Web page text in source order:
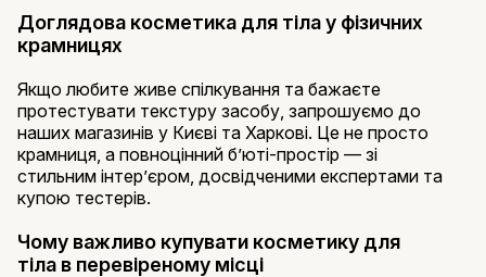
Доглядова косметика для тіла у фізичних
крамницях
Якщо любите живе спілкування та бажаєте
протестувати текстуру засобу, запрошуємо до
наших магазинів у Києві та Харкові. Це не просто
крамниця, а повноцінний б’юті-простір — зі
стильним інтер’єром, досвідченими експертами та
купою тестерів.
Чому важливо купувати косметику для
тіла в перевіреному місці